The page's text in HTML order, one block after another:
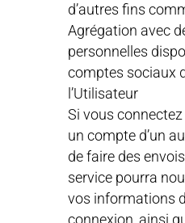
d’autres fins
Agrégation avec
personnelles
comptes sociaux
l’Utilisateur
Si vous
un compte d’un
de faire des
service pourra
vos informations
connexion, ainsi